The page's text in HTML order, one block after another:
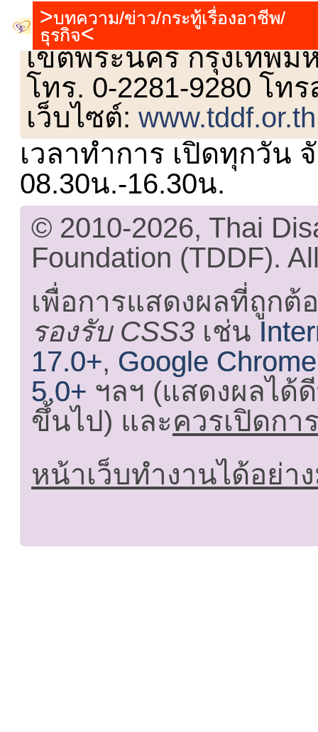
บทความ/ข่าว/กระทู้เรื่องอาชีพ/
ธุรกิจ
เลขที่ 23 ชั้น 2 ถนนวิ
เขตพระนคร กรุงเทพม
โทร. 0-2281-9280 โท
เว็บไซต์:www.tddf.or.th
เวลาทำการ เปิดทุกวัน
08.30น.-16.30น.
© 2010-2026, Thai
Foundation (TDDF).
เพื่อการแสดงผลที่ถูกต้
รองรับ CSS3 เช่น
17.0+, Google
5.0+ ฯลฯ (แสดงผลได้
ขึ้นไป) และควรเปิดกา
หน้าเว็บทำงานได้อย่า